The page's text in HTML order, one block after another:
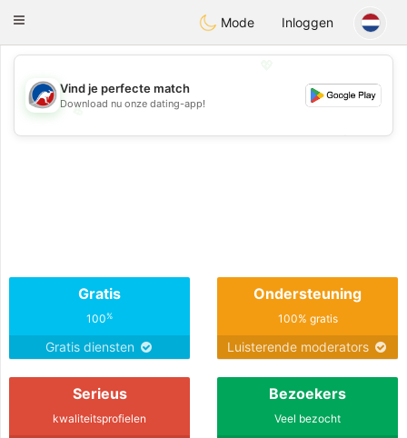
AustraliaChat
Toggle
Mode Inloggen
💖
💕
Vind je perfecte match
Download nu onze dating-app!
Gratis
100%
Gratis diensten
Ondersteuning
100% gratis
Luisterende moderators
Serieus
kwaliteitsprofielen
Bezoekers
Veel bezocht